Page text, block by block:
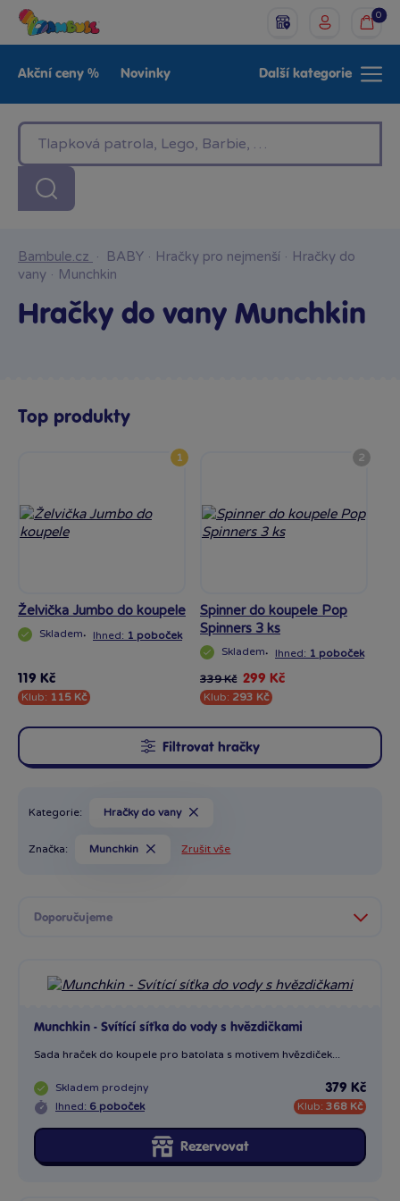
0
Akční ceny % Novinky
LEGO®
Baby Značky
Další kategorie
Bambule.cz · BABY · Hračky pro nejmenší · Hračky do
vany · Munchkin
Hračky do vany Munchkin
Top produkty
1
Želvička Jumbo do koupele
Skladem· Ihned: 1 poboček
119 Kč
Klub: 115 Kč
2
Spinner do koupele Pop
Spinners 3 ks
Skladem· Ihned: 1 poboček
339 Kč 299 Kč
Klub: 293 Kč
Filtrovat hračky
Kategorie: Hračky do vany
Značka: Munchkin Zrušit vše
Munchkin - Svítící síťka do vody s hvězdičkami
Sada hraček do koupele pro batolata s motivem hvězdiček...
Skladem prodejny
Ihned: 6 poboček
379 Kč
Klub: 368 Kč
Rezervovat